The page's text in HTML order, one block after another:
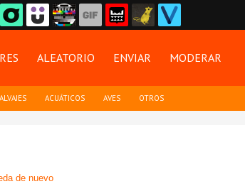
ALEATORIO ENVIAR MODERAR
ACUÁTICOS AVES OTROS
de nuevo